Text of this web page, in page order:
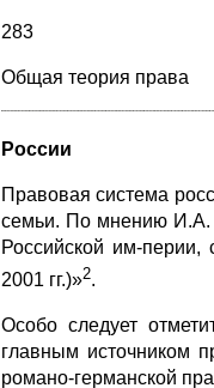
283
Общая теория права
России
Правовая система
семьи. По мнению И.А.
Российской им-перии,
2001 гг.)»2.
Особо следует
главным источником
романо-германской